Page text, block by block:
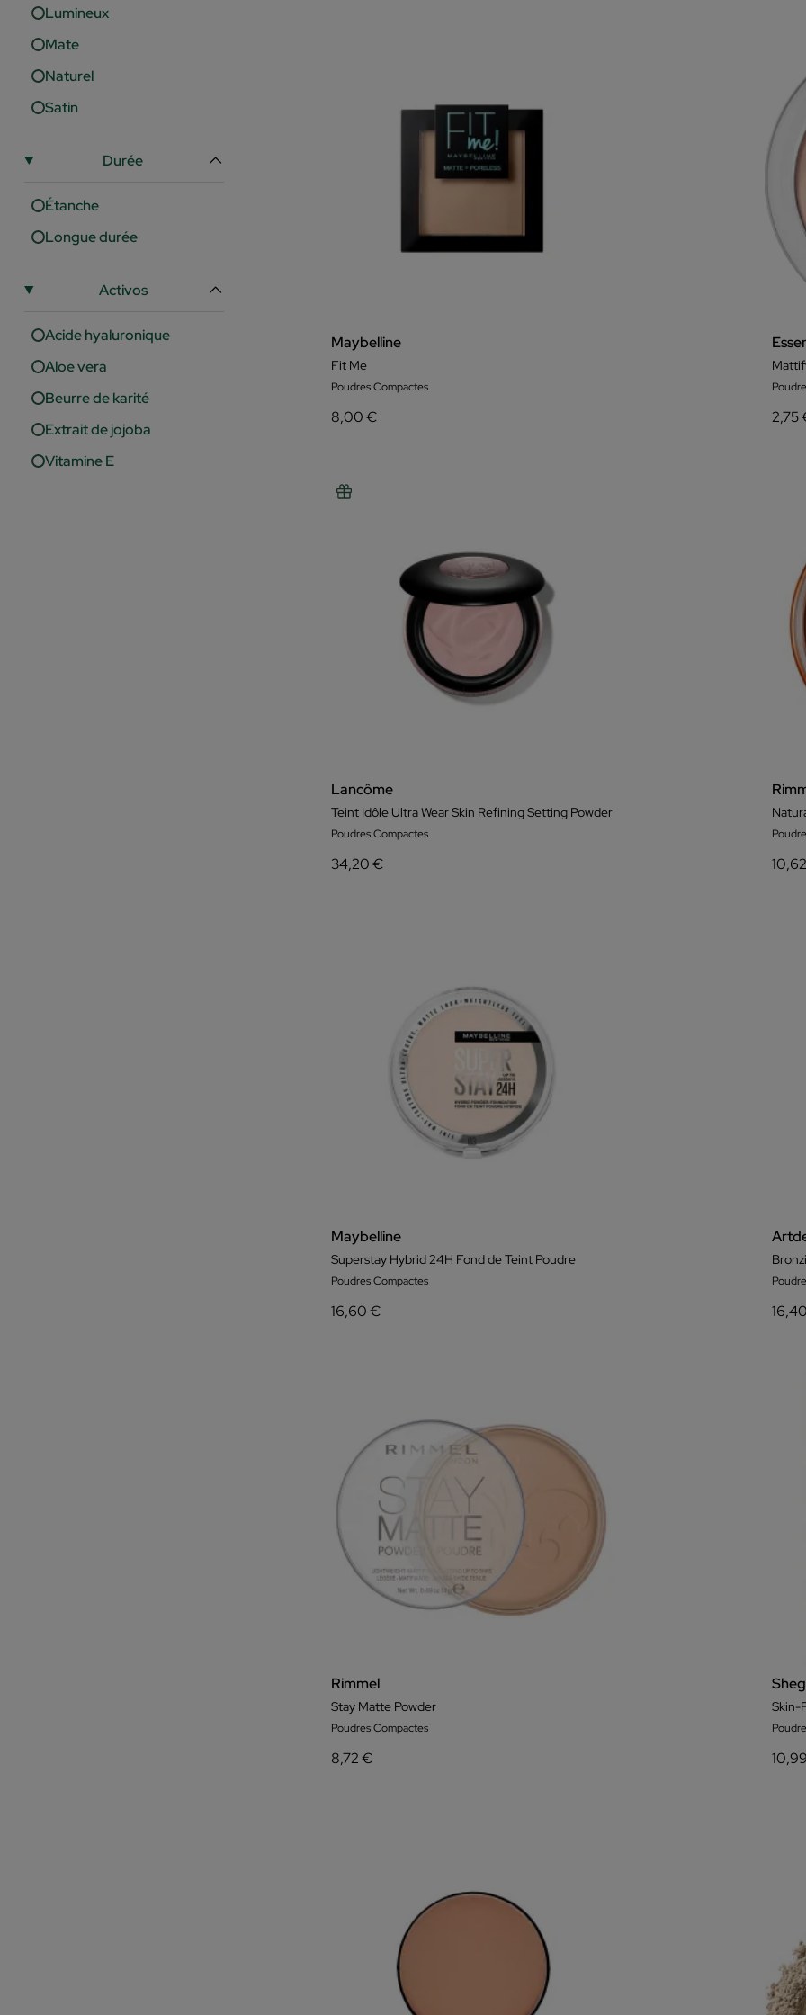
Lumineux
Mate
Naturel
Satin
Durée
Étanche
Longue durée
Activos
Acide hyaluronique
Aloe vera
Beurre de karité
Extrait de jojoba
Vitamine E
Maybelline
Fit Me
Poudres Compactes
8,00 € 2,75
Lancôme
Teint Idôle Ultra Wear Skin Refining Setting Powder
Poudres Compactes
34,20 €
Maybelline
Superstay Hybrid 24H Fond de Teint Poudre
Poudres Compactes
16,60 €
Rimmel
Stay Matte Powder
Poudres Compactes
8,72 €